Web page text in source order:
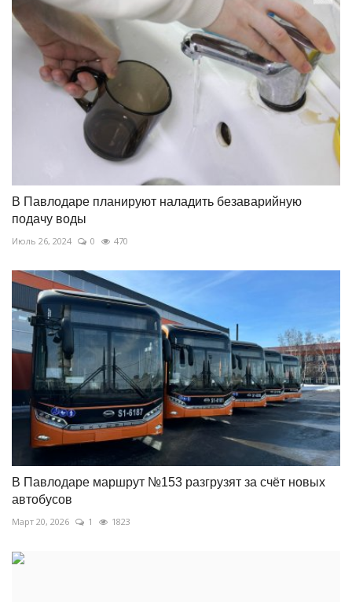
В Павлодаре планируют наладить безаварийную
подачу воды
Июль 26, 2024 0 470
В Павлодаре маршрут №153 разгрузят за счёт новых
автобусов
Март 20, 2026 1 1823